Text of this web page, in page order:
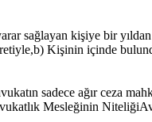
sağlayan kişiye bir
Kişinin içinde
sadece ağır ceza
Mesleğinin